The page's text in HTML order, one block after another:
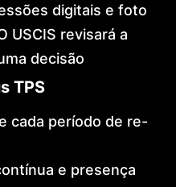
digitais e foto
USCIS revisará a
decisão
TPS
cada período de re-
e presença